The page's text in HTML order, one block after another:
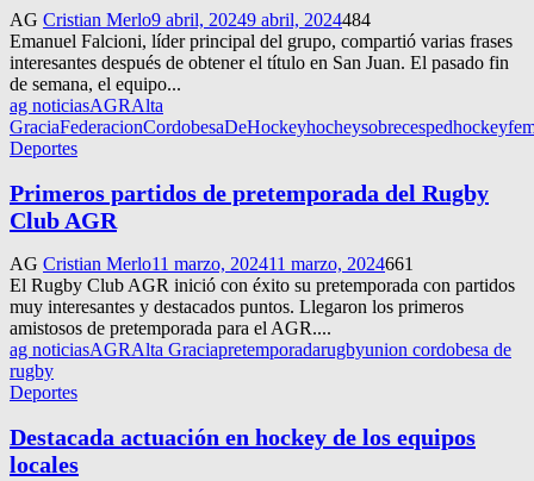
AG Cristian Merlo9 abril, 20249 abril, 2024484
Emanuel Falcioni, líder principal del grupo, compartió varias frases
interesantes después de obtener el título en San Juan. El pasado fin
de semana, el equipo...
ag noticiasAGRAlta
GraciaFederacionCordobesaDeHockeyhocheysobrecesped
Deportes
Primeros partidos de pretemporada del Rugby
Club AGR
AG Cristian Merlo11 marzo, 202411 marzo, 2024661
El Rugby Club AGR inició con éxito su pretemporada con partidos
muy interesantes y destacados puntos. Llegaron los primeros
amistosos de pretemporada para el AGR....
ag noticiasAGRAlta Graciapretemporadarugbyunion cordobesa de
rugby
Deportes
Destacada actuación en hockey de los equipos
locales